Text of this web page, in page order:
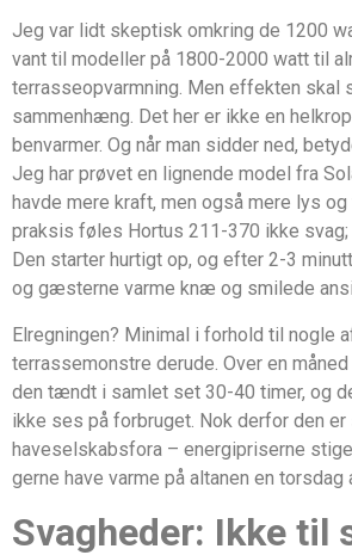
Jeg var lidt skeptisk omkring de 1200
vant til modeller på 1800-2000 watt til
terrasseopvarmning. Men effekten skal
sammenhæng. Det her er ikke en
benvarmer. Og når man sidder ned,
Jeg har prøvet en lignende model fra
havde mere kraft, men også mere lys og
praksis føles Hortus 211-370 ikke
Den starter hurtigt op, og efter 2-3
og gæsterne varme knæ og smilede
Elregningen? Minimal i forhold til nogle
terrassemonstre derude. Over en
den tændt i samlet set 30-40 timer, og
ikke ses på forbruget. Nok derfor den
haveselskabsfora – energipriserne
gerne have varme på altanen en torsdag
Svagheder: Ikke til